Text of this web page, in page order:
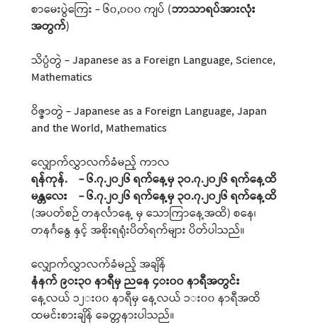
စာမေးပွဲကြေး - ၆၀,၀၀၀ ကျပ် (ဘာသာရပ်အားလုံး
အတွက်)
သိပ္ပံတွဲ - Japanese as a Foreign Language, Science,
Mathematics
ဝိဇ္ဇာတွဲ - Japanese as a Foreign Language, Japan
and the World, Mathematics
လျှောက်လွှာလက်ခံမည့် ကာလ
ရန်ကုန်. - ၆.၇.၂၀၂၆ ရက်နေ့မှ ၃၀.၇.၂၀၂၆ ရက်နေ့ထိ
မန္တလေး - ၆.၇.၂၀၂၆ ရက်နေ့မှ ၃၀.၇.၂၀၂၆ ရက်နေ့ထိ
(အပတ်စဉ် တနင်္လာနေ့ မှ သောကြာနေ့အထိ) စနေ၊
တနင်္ဂနွေ နှင့် အစိုးရရုံးပိတ်ရက်များ ပိတ်ပါသည်။
လျှောက်လွှာလက်ခံမည့် အချိန်
နံနက် ၉း၃၀ နာရီမှ ညနေ ၄း၀၀ နာရီအတွင်း
နေ့လယ် ၁၂း၀၀ နာရီမှ နေ့လယ် ၁း၀၀ နာရီအထိ
ထမင်းစားချိန် ခေတ္တနားပါသည်။